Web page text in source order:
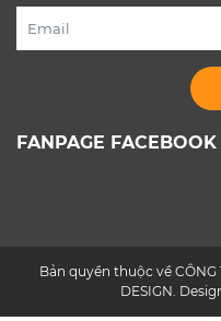
FANPAGE FACEBOOK
Bản quyền thuộc về CÔNG
DESIGN.